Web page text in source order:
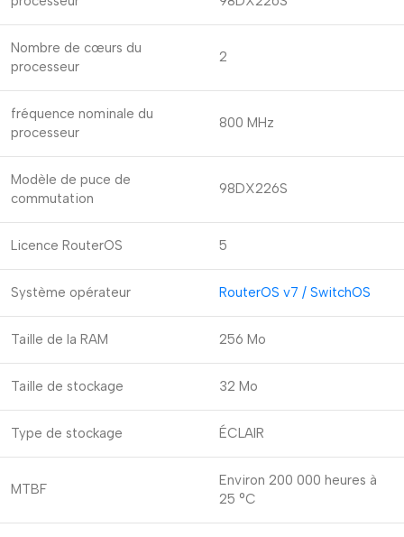
Nombre de cœurs du
processeur
2
fréquence nominale du
processeur
800 MHz
Modèle de puce de
commutation
98DX226S
Licence RouterOS 5
Système opérateur RouterOS v7 / SwitchOS
Taille de la RAM 256 Mo
Taille de stockage 32 Mo
Type de stockage ÉCLAIR
MTBF
Environ 200 000 heures à
25 °C